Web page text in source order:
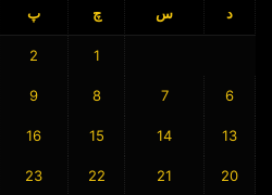
د س چ پ
1
2
6
7
8
9
13
14
15
16
20
21
22
23